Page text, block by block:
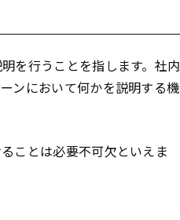
を行うことを指します。社内
ンにおいて何かを説明する機
ことは必要不可欠といえま